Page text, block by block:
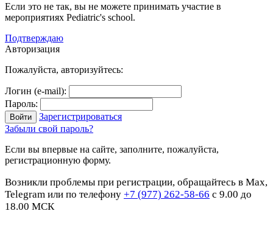
Если это не так, вы не можете принимать участие в
мероприятиях Pediatric's school.
Подтверждаю
Авторизация
Пожалуйста, авторизуйтесь:
Логин (e-mail):
Пароль:
Зарегистрироваться
Забыли свой пароль?
Если вы впервые на сайте, заполните, пожалуйста,
регистрационную форму.
Возникли проблемы при регистрации, обращайтесь в Max,
Telegram или по телефону +7 (977) 262-58-66 с 9.00 до
18.00 МСК